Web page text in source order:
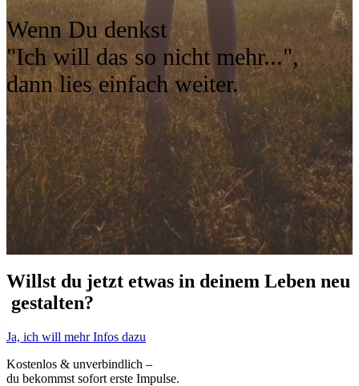
Wenn Du denkst
"Ich will das so nicht mehr...",
dann lies einfach weiter.
Willst du jetzt etwas in deinem Leben neu
gestalten?
Ja, ich will mehr Infos dazu
Kostenlos & unverbindlich –
du bekommst sofort erste Impulse.